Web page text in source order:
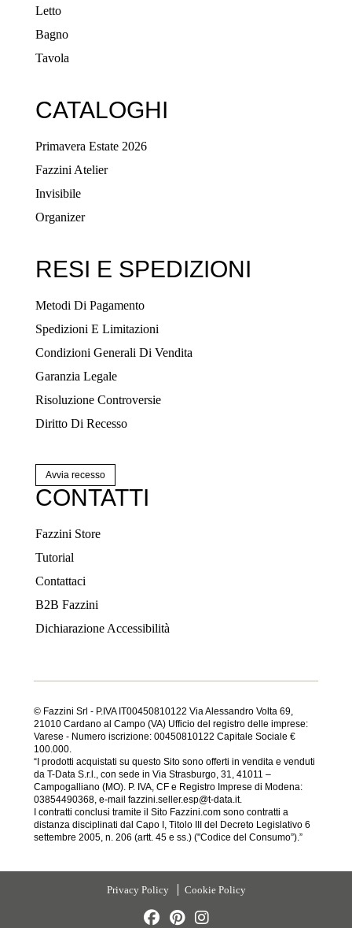
Letto
Bagno
Tavola
CATALOGHI
Primavera Estate 2026
Fazzini Atelier
Invisibile
Organizer
RESI E SPEDIZIONI
Metodi Di Pagamento
Spedizioni E Limitazioni
Condizioni Generali Di Vendita
Garanzia Legale
Risoluzione Controversie
Diritto Di Recesso
Avvia recesso
CONTATTI
Fazzini Store
Tutorial
Contattaci
B2B Fazzini
Dichiarazione Accessibilità
© Fazzini Srl - P.IVA IT00450810122 Via Alessandro Volta 69,
21010 Cardano al Campo (VA) Ufficio del registro delle imprese:
Varese - Numero iscrizione: 00450810122 Capitale Sociale €
100.000.
“I prodotti acquistati su questo Sito sono offerti in vendita e venduti
da T-Data S.r.l., con sede in Via Strasburgo, 31, 41011 –
Campogalliano (MO). P. IVA, CF e Registro Imprese di Modena:
03854490368, e-mail fazzini.seller.esp@t-data.it.
I contratti conclusi tramite il Sito Fazzini.com sono contratti a
distanza disciplinati dal Capo I, Titolo III del Decreto Legislativo 6
settembre 2005, n. 206 (artt. 45 e ss.) ("Codice del Consumo”).”
Privacy Policy Cookie Policy